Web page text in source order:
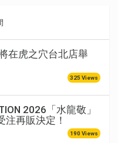
在虎之穴台北店舉
325 Views
2026「水龍敬」
注再販決定！
190 Views